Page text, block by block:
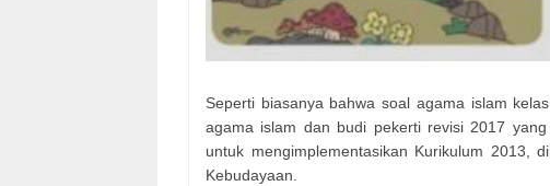
Seperti biasanya bahwa soal agama islam
agama islam dan budi pekerti revisi 2017
untuk mengimplementasikan Kurikulum 2013,
Kebudayaan.